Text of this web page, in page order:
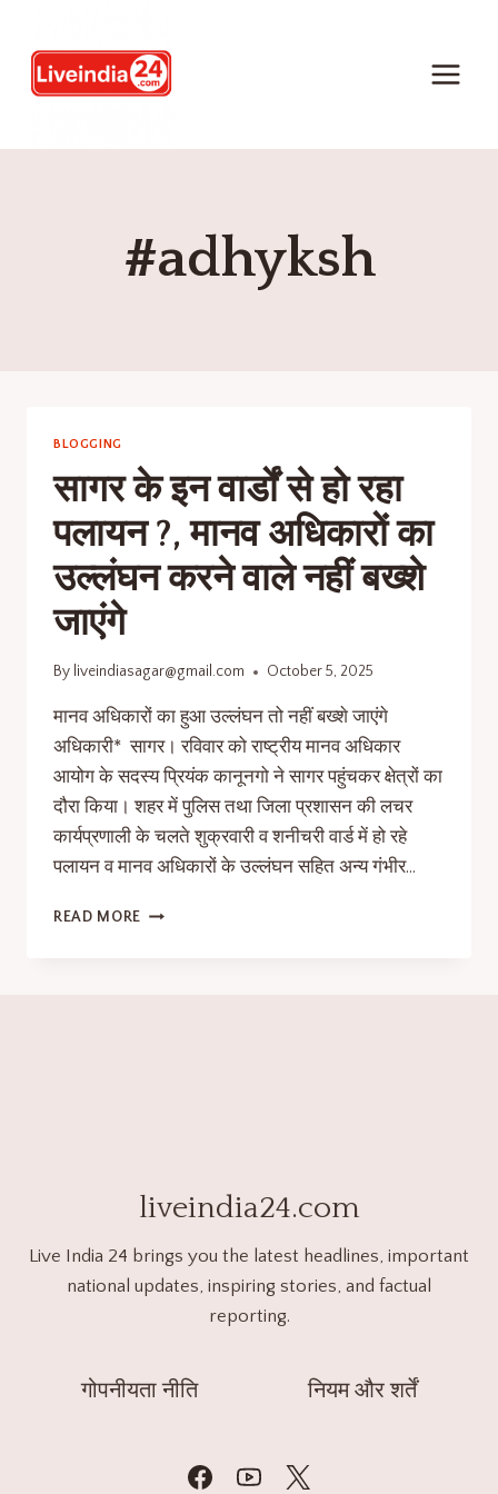
#adhyksh
BLOGGING
सागर के इन वार्डों से हो रहा
पलायन ?, मानव अधिकारों का
उल्लंघन करने वाले नहीं बख्शे
जाएंगे
By liveindiasagar@gmail.com October 5, 2025
मानव अधिकारों का हुआ उल्लंघन तो नहीं बख्शे जाएंगे
अधिकारी* सागर। रविवार को राष्ट्रीय मानव अधिकार
आयोग के सदस्य प्रियंक कानूनगो ने सागर पहुंचकर क्षेत्रों का
दौरा किया। शहर में पुलिस तथा जिला प्रशासन की लचर
कार्यप्रणाली के चलते शुक्रवारी व शनीचरी वार्ड में हो रहे
पलायन व मानव अधिकारों के उल्लंघन सहित अन्य गंभीर…
READ MORE
liveindia24.com
Live India 24 brings you the latest headlines, important
national updates, inspiring stories, and factual
reporting.
गोपनीयता नीति नियम और शर्तें